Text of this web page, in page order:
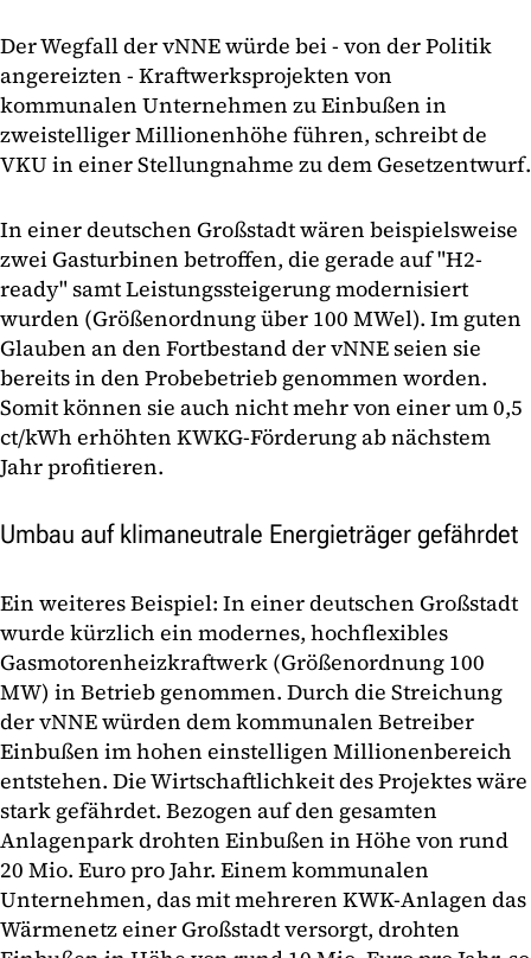
Der Wegfall der vNNE würde bei - von der Politik
angereizten - Kraftwerksprojekten von
kommunalen Unternehmen zu Einbußen in
zweistelliger Millionenhöhe führen, schreibt de
VKU in einer Stellungnahme zu dem Gesetzentwurf.
In einer deutschen Großstadt wären beispielsweise
zwei Gasturbinen betroffen, die gerade auf "H2-
ready" samt Leistungssteigerung modernisiert
wurden (Größenordnung über 100 MWel). Im guten
Glauben an den Fortbestand der vNNE seien sie
bereits in den Probebetrieb genommen worden.
Somit können sie auch nicht mehr von einer um 0,5
ct/kWh erhöhten KWKG-Förderung ab nächstem
Jahr profitieren.
Umbau auf klimaneutrale Energieträger gefährdet
Ein weiteres Beispiel: In einer deutschen Großstadt
wurde kürzlich ein modernes, hochflexibles
Gasmotorenheizkraftwerk (Größenordnung 100
MW) in Betrieb genommen. Durch die Streichung
der vNNE würden dem kommunalen Betreiber
Einbußen im hohen einstelligen Millionenbereich
entstehen. Die Wirtschaftlichkeit des Projektes wäre
stark gefährdet. Bezogen auf den gesamten
Anlagenpark drohten Einbußen in Höhe von rund
20 Mio. Euro pro Jahr. Einem kommunalen
Unternehmen, das mit mehreren KWK-Anlagen das
Wärmenetz einer Großstadt versorgt, drohten